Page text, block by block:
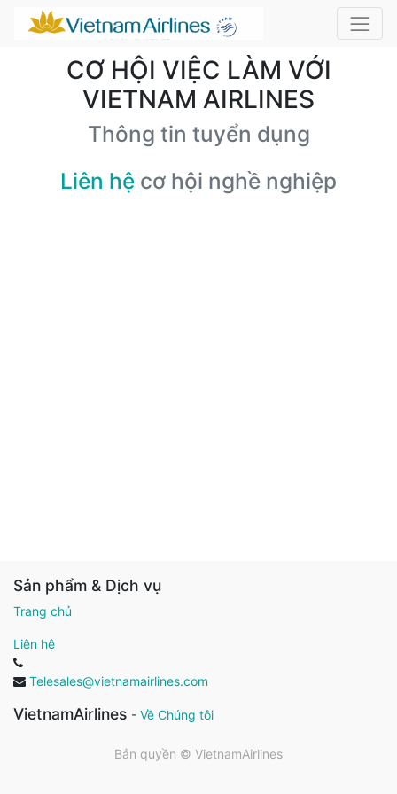
CƠ HỘI VIỆC LÀM VỚI
VIETNAM AIRLINES
Thông tin tuyển dụng
Liên hệ cơ hội nghề nghiệp
Sản phẩm & Dịch vụ
Trang chủ
Liên hệ
Telesales@vietnamairlines.com
VietnamAirlines - Về Chúng tôi
Bản quyền © VietnamAirlines